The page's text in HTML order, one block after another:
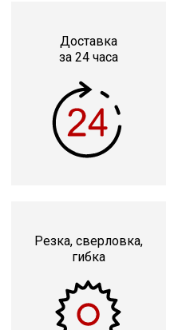
Доставка
за 24 часа
Резка, сверловка,
гибка